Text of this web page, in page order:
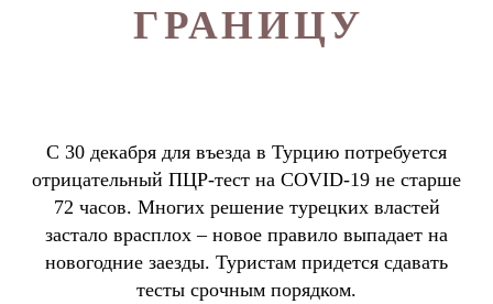
ГРАНИЦУ
С 30 декабря для въезда в Турцию потребуется
отрицательный ПЦР-тест на COVID-19 не старше
72 часов. Многих решение турецких властей
застало врасплох – новое правило выпадает на
новогодние заезды. Туристам придется сдавать
тесты срочным порядком.